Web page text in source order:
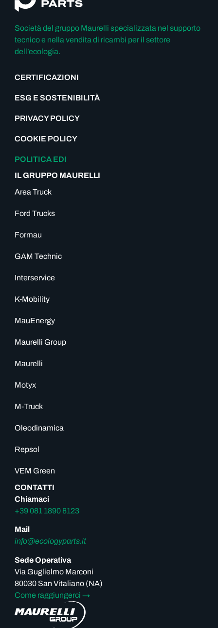
Società del gruppo Maurelli specializzata nel supporto
tecnico e nella vendita di ricambi per il settore
dell’ecologia.
CERTIFICAZIONI
ESG E SOSTENIBILITÀ
PRIVACY POLICY
COOKIE POLICY
POLITICA EDI
IL GRUPPO MAURELLI
Area Truck
Ford Trucks
Formau
GAM Technic
Interservice
K-Mobility
MauEnergy
Maurelli Group
Maurelli
Motyx
M-Truck
Oleodinamica
Repsol
VEM Green
CONTATTI
Chiamaci
+39 081 1890 8123
Mail
info@ecologyparts.it
Sede Operativa
Via Guglielmo Marconi
80030 San Vitaliano (NA)
Come raggiungerci →